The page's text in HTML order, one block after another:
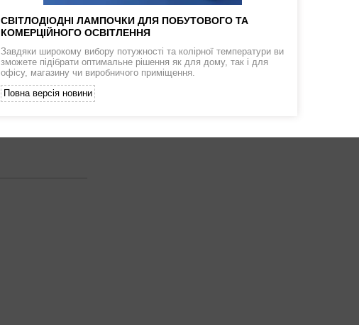
СВІТЛОДІОДНІ ЛАМПОЧКИ ДЛЯ ПОБУТОВОГО ТА
КОМЕРЦІЙНОГО ОСВІТЛЕННЯ
Завдяки широкому вибору потужності та колірної температури ви
зможете підібрати оптимальне рішення як для дому, так і для
офісу, магазину чи виробничого приміщення.
Повна версія новини